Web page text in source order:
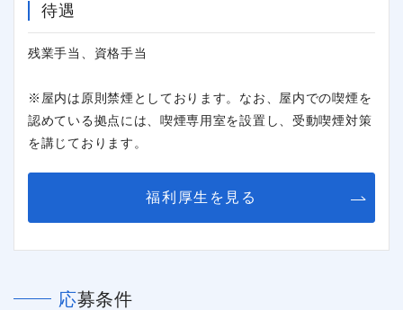
待遇
残業手当、資格手当
※屋内は原則禁煙としております。なお、屋内での喫煙を
認めている拠点には、喫煙専用室を設置し、受動喫煙対策
を講じております。
福利厚生を見る
応募条件